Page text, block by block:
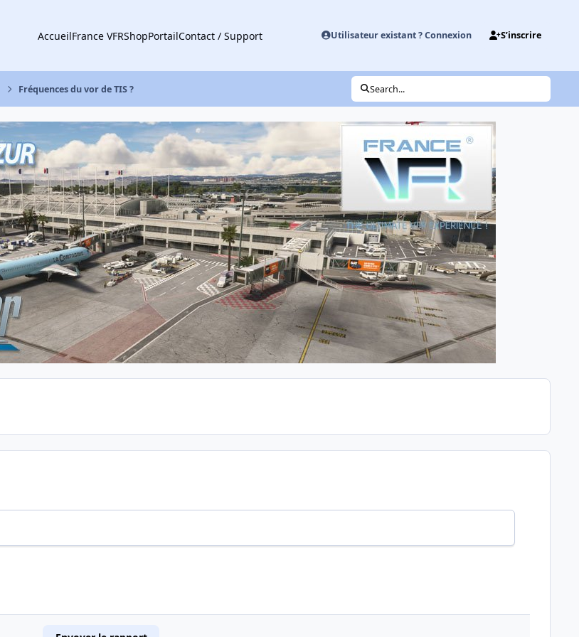
AccueilFrance VFRShopPortailContact / Support Utilisateur existant ? Connexion S’inscrire
Fréquences du vor de TIS ? Search...